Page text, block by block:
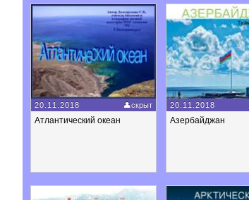
20.11.2018 скрыт
Атлантический океан
20.11.2018
Азербайджан